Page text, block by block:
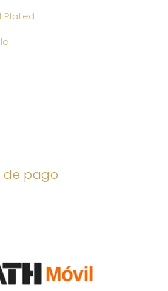
Plated
de pago